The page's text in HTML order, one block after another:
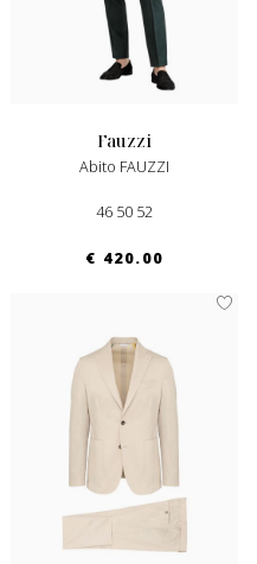
fauzzi
Abito FAUZZI
46 50 52
€ 420.00